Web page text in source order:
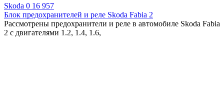
Skoda 0 16 957
Блок предохранителей и реле Skoda Fabia 2
Рассмотрены предохранители и реле в автомобиле Skoda Fabia
2 с двигателями 1.2, 1.4, 1.6,